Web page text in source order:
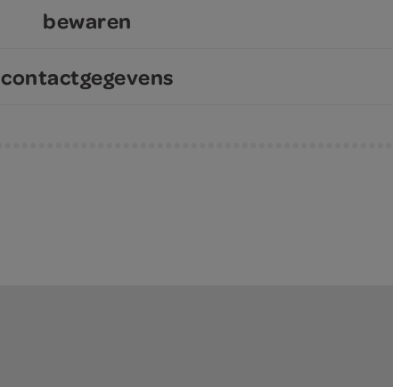
bewaren
contactgegevens